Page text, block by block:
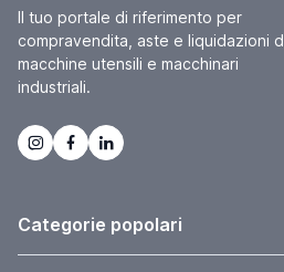
Il tuo portale di riferimento per
compravendita, aste e liquidazioni
macchine utensili e macchinari
industriali.
Categorie popolari